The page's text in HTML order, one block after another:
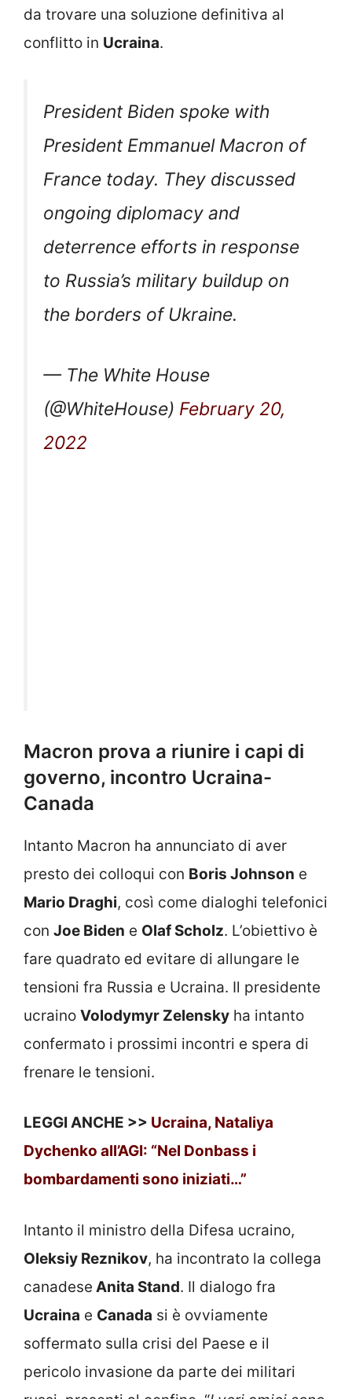
da trovare una soluzione definitiva al
conflitto in Ucraina.
President Biden spoke with
President Emmanuel Macron of
France today. They discussed
ongoing diplomacy and
deterrence efforts in response
to Russia’s military buildup on
the borders of Ukraine.
— The White House
(@WhiteHouse) February 20,
2022
Macron prova a riunire i capi di
governo, incontro Ucraina-
Canada
Intanto Macron ha annunciato di aver
presto dei colloqui con Boris Johnson e
Mario Draghi, così come dialoghi telefonici
con Joe Biden e Olaf Scholz. L’obiettivo è
fare quadrato ed evitare di allungare le
tensioni fra Russia e Ucraina. Il presidente
ucraino Volodymyr Zelensky ha intanto
confermato i prossimi incontri e spera di
frenare le tensioni.
LEGGI ANCHE >> Ucraina, Nataliya
Dychenko all’AGI: “Nel Donbass i
bombardamenti sono iniziati…”
Intanto il ministro della Difesa ucraino,
Oleksiy Reznikov, ha incontrato la collega
canadese Anita Stand. Il dialogo fra
Ucraina e Canada si è ovviamente
soffermato sulla crisi del Paese e il
pericolo invasione da parte dei militari